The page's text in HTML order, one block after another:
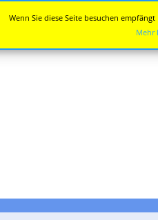
Wenn Sie diese Seite besuchen
Mehr